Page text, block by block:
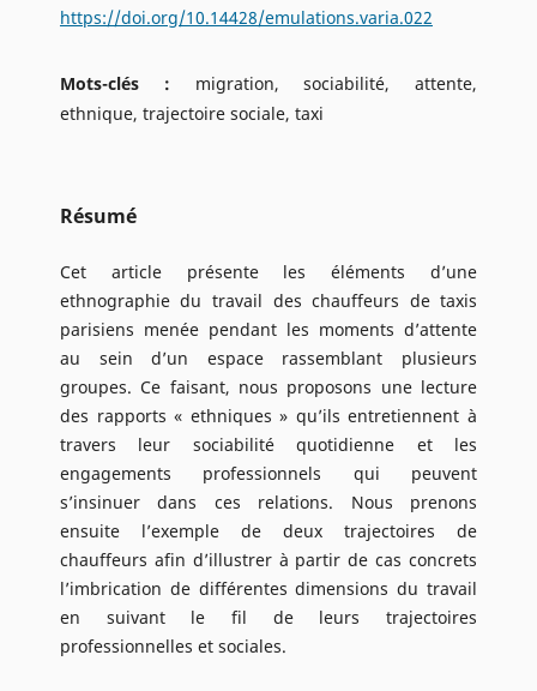
https://doi.org/10.14428/emulations.varia.022
Mots-clés : migration, sociabilité, attente,
ethnique, trajectoire sociale, taxi
Résumé
Cet article présente les éléments d’une
ethnographie du travail des chauffeurs de taxis
parisiens menée pendant les moments d’attente
au sein d’un espace rassemblant plusieurs
groupes. Ce faisant, nous proposons une lecture
des rapports « ethniques » qu’ils entretiennent à
travers leur sociabilité quotidienne et les
engagements professionnels qui peuvent
s’insinuer dans ces relations. Nous prenons
ensuite l’exemple de deux trajectoires de
chauffeurs afin d’illustrer à partir de cas concrets
l’imbrication de différentes dimensions du travail
en suivant le fil de leurs trajectoires
professionnelles et sociales.